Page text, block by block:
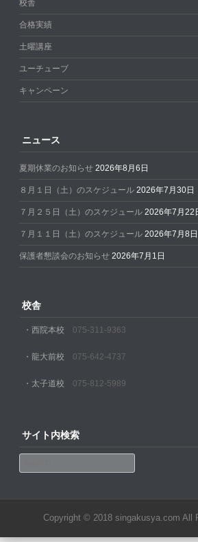
校舎
合格実績
土曜講座
ユーチューブ
キャンペーン
ニュース
夏期休業のお知らせ 2026年8月6日
８月１日（土）のスケジュール 2026年7月30日
７月２５日（土）のスケジュール 2026年7月22
７月１１日（土）のスケジュール 2026年7月8日
保護者懇談会のお知らせ 2026年7月1日
校舎
・西院本校 075-311-9363
・龍大前校 075-642-4737
・太子道校 075-812-5989
サイト内検索
Copyright © 2018 singakusya.com All